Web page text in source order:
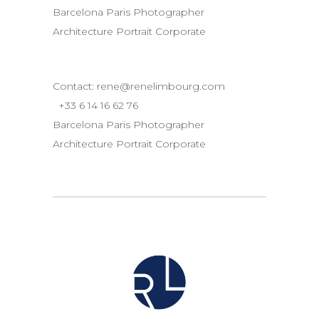
Barcelona Paris Photographer
Architecture Portrait Corporate
Contact: rene@renelimbourg.com
+33 6 14 16 62 76
Barcelona Paris Photographer
Architecture Portrait Corporate